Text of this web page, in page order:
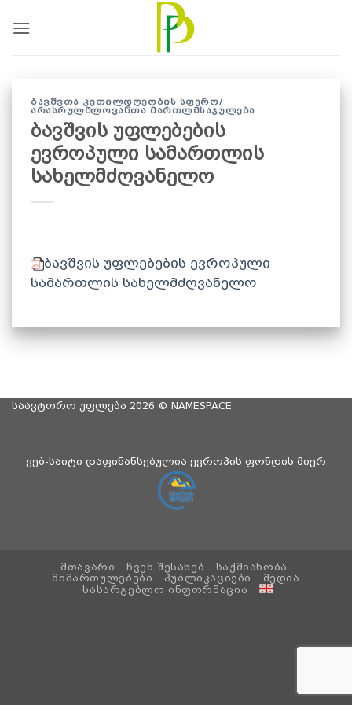
ᲑᲐᲕᲨᲕᲗᲐ ᲙᲔᲗᲘᲚᲓᲦᲔᲝᲑᲘᲡ ᲡᲤᲔᲠᲝ/
ᲐᲠᲐᲡᲠᲣᲚᲬᲚᲝᲕᲐᲜᲗᲐ ᲛᲐᲠᲗᲚᲛᲡᲐᲯᲣᲚᲔᲑᲐ
ბავშვის უფლებების
ევროპული სამართლის
სახელმძღვანელო
ბავშვის უფლებების ევროპული
სამართლის სახელმძღვანელო
საავტორო უფლება 2026 © NAMESPACE
ვებ-საიტი დაფინანსებულია ევროპის ფონდის მიერ
ᲛᲗᲐᲕᲐᲠᲘ ᲩᲕᲔᲜ ᲨᲔᲡᲐᲮᲔᲑ
ᲡᲐᲥᲛᲘᲐᲜᲝᲑᲐ
ᲛᲘᲛᲐᲠᲗᲣᲚᲔᲑᲔᲑᲘ
ᲞᲣᲑᲚᲘᲙᲐᲪᲘᲔᲑᲘ
ᲛᲔᲓᲘᲐ
ᲡᲐᲡᲐᲠᲒᲔᲑᲚᲝ ᲘᲜᲤᲝᲠᲛᲐᲪᲘᲐ